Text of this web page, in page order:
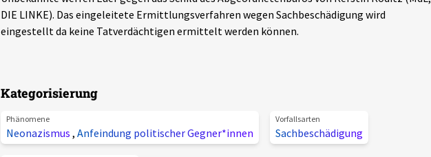
DIE LINKE). Das eingeleitete Ermittlungsverfahren wegen Sachbeschädigung wird
eingestellt da keine Tatverdächtigen ermittelt werden können.
Kategorisierung
Phänomene
Neonazismus , Anfeindung politischer Gegner*innen
Vorfallsarten
Sachbeschädigung